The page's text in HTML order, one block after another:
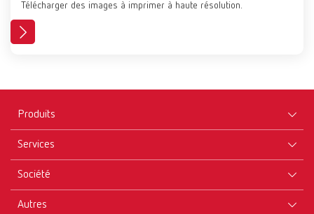
Télécharger des images à imprimer à haute résolution.
Produits
Instruments
Consommables
Services
Téléchargements
Société
Autres